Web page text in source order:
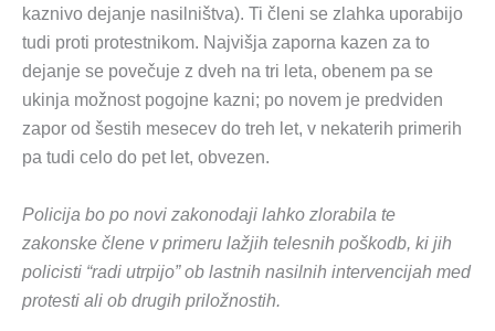
kaznivo dejanje nasilništva). Ti členi se zlahka uporabijo
tudi proti protestnikom. Najvišja zaporna kazen za to
dejanje se povečuje z dveh na tri leta, obenem pa se
ukinja možnost pogojne kazni; po novem je predviden
zapor od šestih mesecev do treh let, v nekaterih primerih
pa tudi celo do pet let, obvezen.
Policija bo po novi zakonodaji lahko zlorabila te
zakonske člene v primeru lažjih telesnih poškodb, ki jih
policisti “radi utrpijo” ob lastnih nasilnih intervencijah med
protesti ali ob drugih priložnostih.